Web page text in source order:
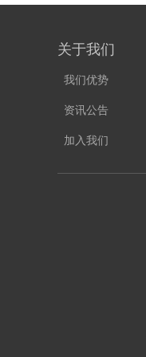
关于我们
我们优势
资讯公告
加入我们